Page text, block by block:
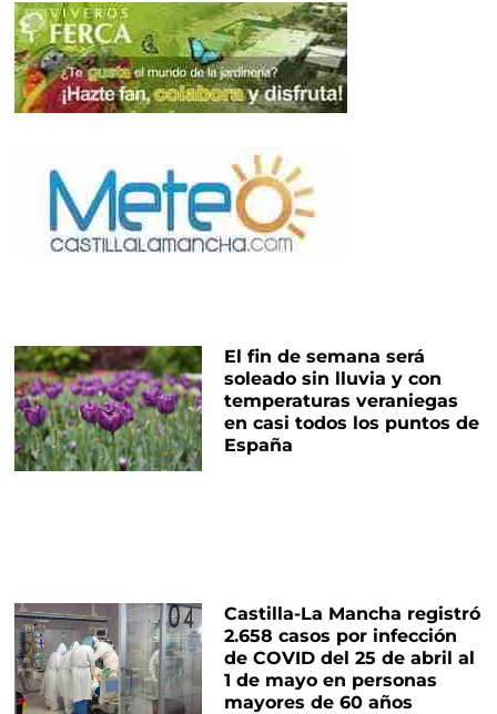
El fin de semana será
soleado sin lluvia y con
temperaturas veraniegas
en casi todos los puntos de
España
Castilla-La Mancha registró
2.658 casos por infección
de COVID del 25 de abril al
1 de mayo en personas
mayores de 60 años